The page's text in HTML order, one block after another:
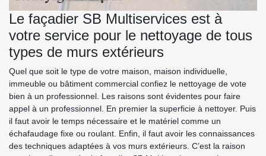
Le façadier SB Multiservices est à
votre service pour le nettoyage de tous
types de murs extérieurs
Quel que soit le type de votre maison, maison individuelle,
immeuble ou bâtiment commercial confiez le nettoyage de vote
bien à un professionnel. Les raisons sont évidentes pour faire
appel à un professionnel. En premier la superficie à nettoyer. Puis
il faut avoir le temps nécessaire et le matériel comme un
échafaudage fixe ou roulant. Enfin, il faut avoir les connaissances
des techniques adaptées à vos murs extérieurs. C’est la raison